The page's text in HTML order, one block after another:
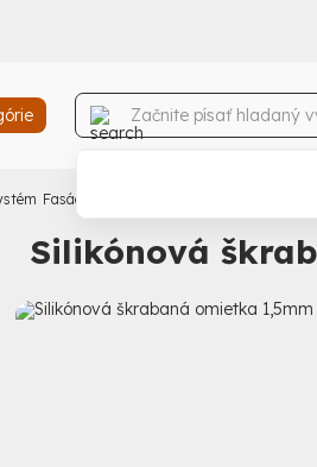
Fasádne omietky
Silikónová